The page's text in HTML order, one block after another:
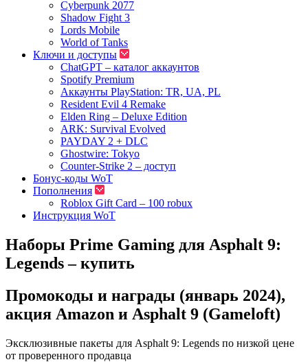
Cyberpunk 2077
Shadow Fight 3
Lords Mobile
World of Tanks
Ключи и доступы
ChatGPT – каталог аккаунтов
Spotify Premium
Аккаунты PlayStation: TR, UA, PL
Resident Evil 4 Remake
Elden Ring – Deluxe Edition
ARK: Survival Evolved
PAYDAY 2 + DLC
Ghostwire: Tokyo
Counter-Strike 2 – доступ
Бонус-коды WoT
Пополнения
Roblox Gift Card – 100 robux
Инструкция WoT
Наборы Prime Gaming для Asphalt 9:
Legends – купить
Промокоды и награды (январь 2024),
акция Amazon и Asphalt 9 (Gameloft)
Эксклюзивные пакеты для Asphalt 9: Legends по низкой цене
от проверенного продавца